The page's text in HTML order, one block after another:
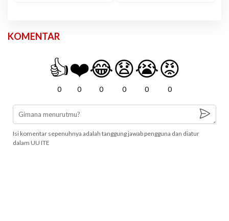
KOMENTAR
👍
0
❤️
0
😂
0
😧
0
😭
0
😡
0
Isi komentar sepenuhnya adalah tanggung jawab pengguna dan diatur
dalam UU ITE